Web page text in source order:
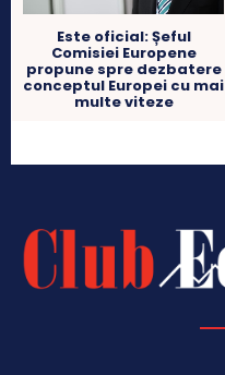
Este oficial: Șeful
Comisiei Europene
propune spre dezbatere
conceptul Europei cu mai
multe viteze